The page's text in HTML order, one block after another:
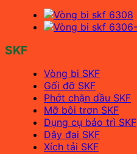
SKF
Vòng bi SKF
Gối đỡ SKF
Phớt chặn dầu SKF
Mỡ bôi trơn SKF
Dụng cụ bảo trì SKF
Dây đai SKF
Xích tải SKF